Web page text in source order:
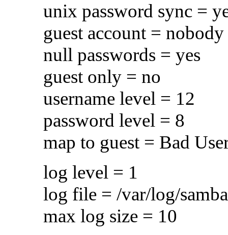
unix password sync =
guest account = nobody
null passwords = yes
guest only = no
username level = 12
password level = 8
map to guest = Bad
log level = 1
log file = /var/log/
max log size = 10